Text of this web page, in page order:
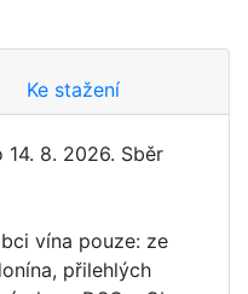
Ke stažení
8. 2026. Sběr
vína pouze: ze
přilehlých